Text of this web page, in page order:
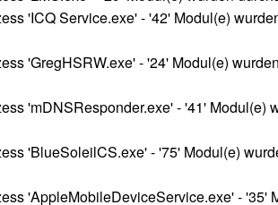
'ICQ Service.exe' - '42' Modul(e)
'GregHSRW.exe' - '24' Modul(e)
'mDNSResponder.exe' - '41' Modul(e)
'BlueSoleilCS.exe' - '75' Modul(e)
'AppleMobileDeviceService.exe' - '35'